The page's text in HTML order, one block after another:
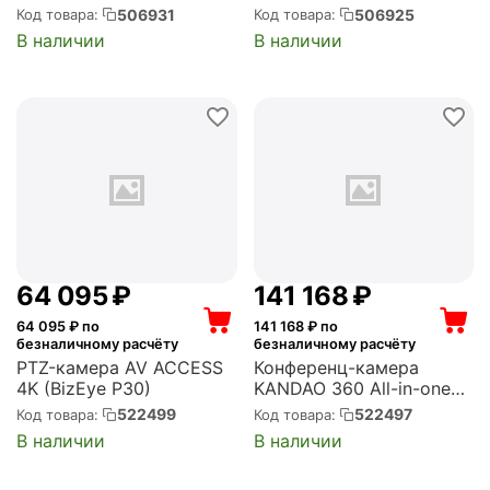
Код товара: 506931
В наличии
Код товара: 506925
В наличии
64 095₽
64 095 ₽ по
безналичному расчёту
PTZ-камера AV ACCESS
4K (BizEye P30)
Код товара: 522499
В наличии
141 168₽
141 168₽ по
безналичному расчёту
Конференц-камера
KANDAO 360 All-in-one
(Kandao Meeting Pro)
Код товара: 522497
В наличии